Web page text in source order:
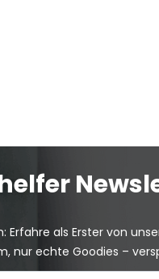
als Erster von
nur echte Goodies –